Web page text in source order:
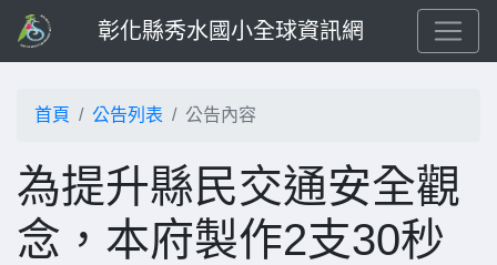
彰化縣秀水國小全球資訊網
首頁 公告列表 公告內容
為提升縣民交通安全觀
念，本府製作2支30秒